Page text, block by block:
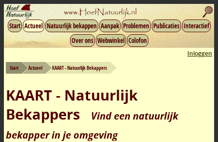
Start Actueel Natuurlijk bekappen Aanpak Problemen Publicaties Interactief
Over ons Webwinkel Colofon
Inloggen
Start Actueel KAART - Natuurlijk Bekappers
KAART - Natuurlijk
Bekappers
Vind een natuurlijk
bekapper in je omgeving